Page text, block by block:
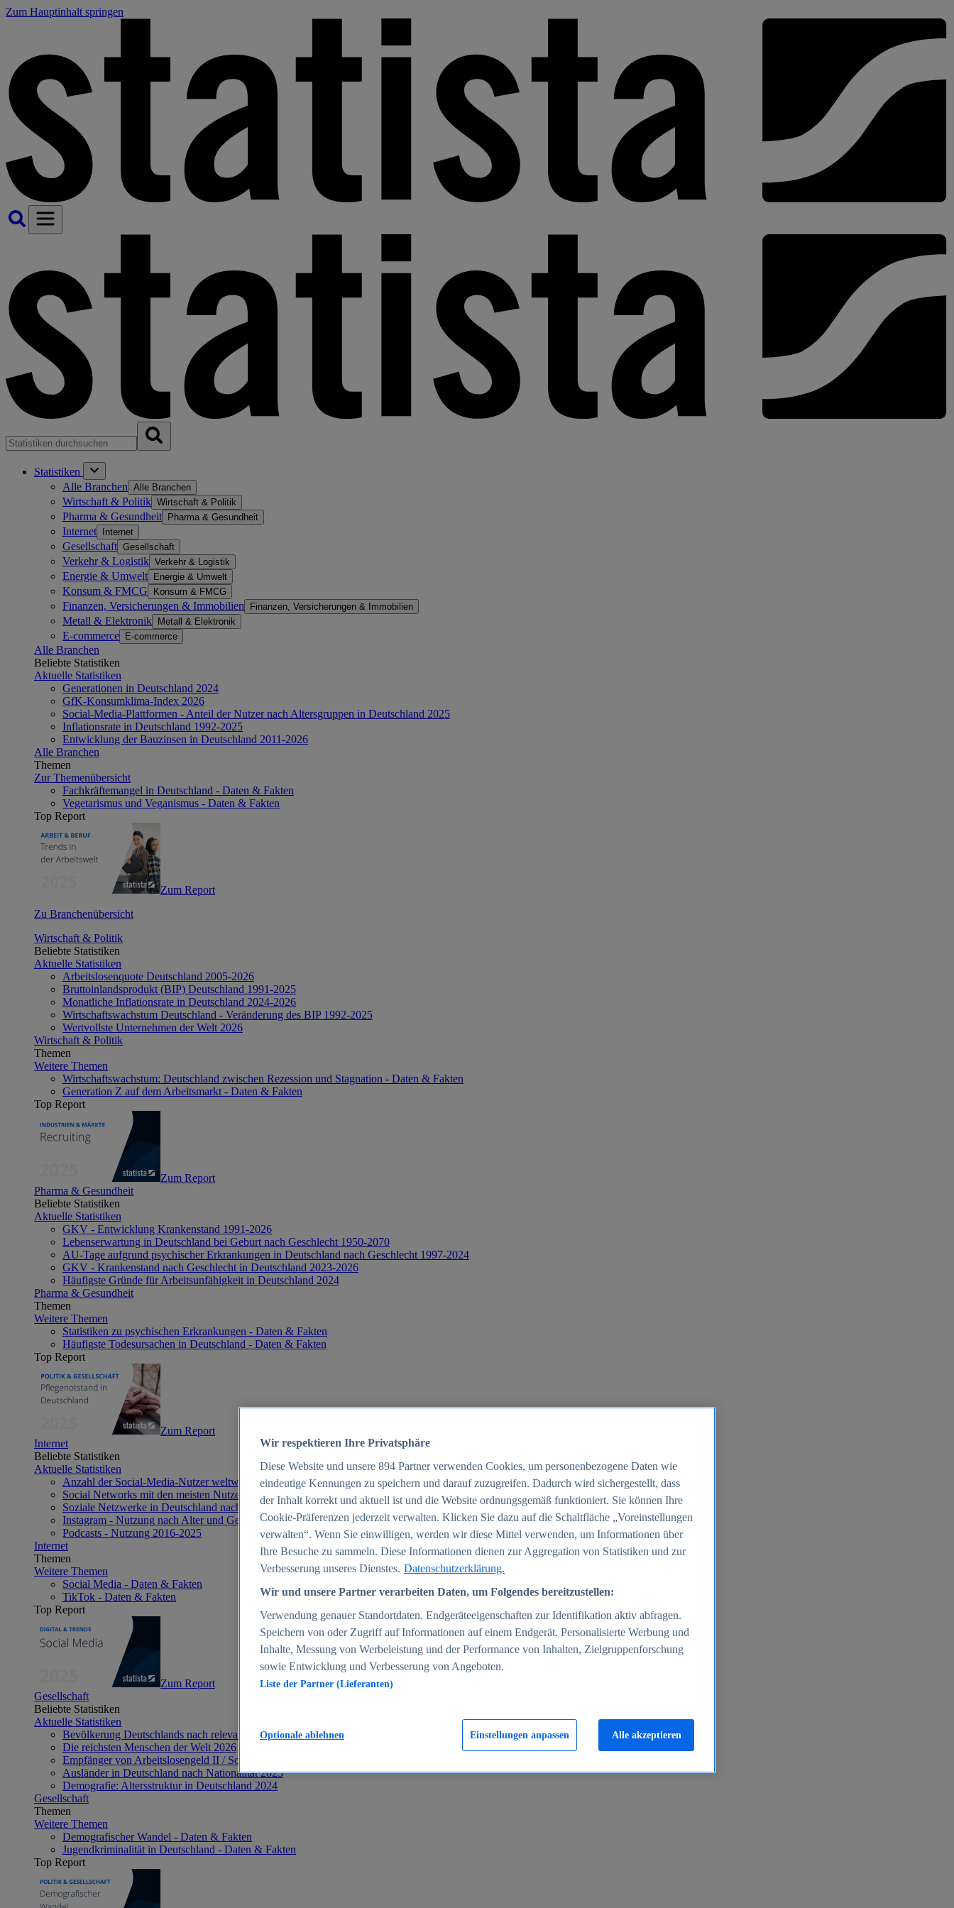
Zum Hauptinhalt springen
Statistiken
Alle Branchen Alle Branchen
Wirtschaft & Politik Wirtschaft & Politik
Pharma & Gesundheit Pharma & Gesundheit
Internet Internet
Gesellschaft Gesellschaft
Verkehr & Logistik Verkehr & Logistik
Energie & Umwelt Energie & Umwelt
Konsum & FMCG Konsum & FMCG
Finanzen, Versicherungen & Immobilien Finanzen, Versicherungen & Immobilien
Metall & Elektronik Metall & Elektronik
E-commerce E-commerce
Alle Branchen
Beliebte Statistiken
Aktuelle Statistiken
Generationen in Deutschland 2024
GfK-Konsumklima-Index 2026
Social-Media-Plattformen - Anteil der Nutzer nach Altersgruppen in Deutschland 2025
Inflationsrate in Deutschland 1992-2025
Entwicklung der Bauzinsen in Deutschland 2011-2026
Alle Branchen
Themen
Zur Themenübersicht
Fachkräftemangel in Deutschland - Daten & Fakten
Vegetarismus und Veganismus - Daten & Fakten
Top Report
Zum Report
Zu Branchenübersicht
Wirtschaft & Politik
Beliebte Statistiken
Aktuelle Statistiken
Arbeitslosenquote Deutschland 2005-2026
Bruttoinlandsprodukt (BIP) Deutschland 1991-2025
Monatliche Inflationsrate in Deutschland 2024-2026
Wirtschaftswachstum Deutschland - Veränderung des BIP 1992-2025
Wertvollste Unternehmen der Welt 2026
Wirtschaft & Politik
Themen
Weitere Themen
Wirtschaftswachstum: Deutschland zwischen Rezession und Stagnation - Daten & Fakten
Generation Z auf dem Arbeitsmarkt - Daten & Fakten
Top Report
Zum Report
Pharma & Gesundheit
Beliebte Statistiken
Aktuelle Statistiken
GKV - Entwicklung Krankenstand 1991-2026
Lebenserwartung in Deutschland bei Geburt nach Geschlecht 1950-2070
AU-Tage aufgrund psychischer Erkrankungen in Deutschland nach Geschlecht 1997-2024
GKV - Krankenstand nach Geschlecht in Deutschland 2023-2026
Häufigste Gründe für Arbeitsunfähigkeit in Deutschland 2024
Pharma & Gesundheit
Themen
Weitere Themen
Statistiken zu psychischen Erkrankungen - Daten & Fakten
Häufigste Todesursachen in Deutschland - Daten & Fakten
Top Report
Zum Report
Internet
Beliebte Statistiken
Aktuelle Statistiken
Anzahl der Social-Media-Nutzer weltweit 2012-2025
Social Networks mit den meisten Nutzern weltweit 2025
Soziale Netzwerke in Deutschland nach Generationen 2025
Instagram - Nutzung nach Alter und Geschlecht in Deutschland 2025
Podcasts - Nutzung 2016-2025
Internet
Themen
Weitere Themen
Social Media - Daten & Fakten
TikTok - Daten & Fakten
Top Report
Zum Report
Gesellschaft
Beliebte Statistiken
Aktuelle Statistiken
Bevölkerung Deutschlands nach relevanten Altersgruppen 2024
Die reichsten Menschen der Welt 2026
Empfänger von Arbeitslosengeld II / Sozialgeld / Bürgergeld in Deutschland 2005-2025
Ausländer in Deutschland nach Nationalität 2025
Demografie: Altersstruktur in Deutschland 2024
Gesellschaft
Themen
Weitere Themen
Demografischer Wandel - Daten & Fakten
Jugendkriminalität in Deutschland - Daten & Fakten
Top Report
Wir respektieren Ihre Privatsphäre
Diese Website und unsere 894 Partner verwenden Cookies, um personenbezogene Daten wie
eindeutige Kennungen zu speichern und darauf zuzugreifen. Dadurch wird sichergestellt, dass
der Inhalt korrekt und aktuell ist und die Website ordnungsgemäß funktioniert. Sie können Ihre
Cookie-Präferenzen jederzeit verwalten. Klicken Sie dazu auf die Schaltfläche „Voreinstellungen
verwalten“. Wenn Sie einwilligen, werden wir diese Mittel verwenden, um Informationen über
Ihre Besuche zu sammeln. Diese Informationen dienen zur Aggregation von Statistiken und zur
Verbesserung unseres Dienstes. Datenschutzerklärung.
Wir und unsere Partner verarbeiten Daten, um Folgendes bereitzustellen:
Verwendung genauer Standortdaten. Endgeräteeigenschaften zur Identifikation aktiv abfragen.
Speichern von oder Zugriff auf Informationen auf einem Endgerät. Personalisierte Werbung und
Inhalte, Messung von Werbeleistung und der Performance von Inhalten, Zielgruppenforschung
sowie Entwicklung und Verbesserung von Angeboten.
Liste der Partner (Lieferanten)
Einstellungen anpassen
Optionale ablehnen Alle akzeptieren